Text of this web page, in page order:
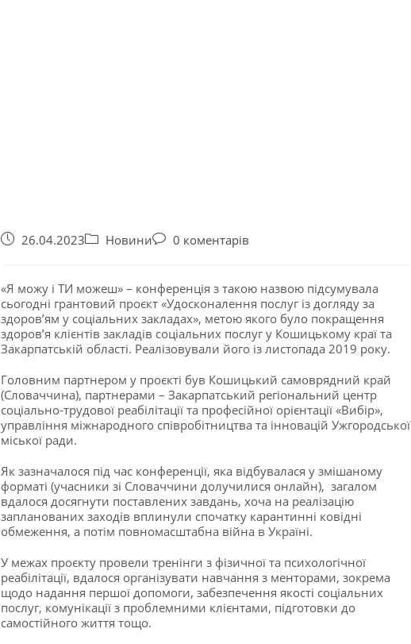
26.04.2023 Новини 0 коментарів
«Я можу і ТИ можеш» – конференція з такою назвою підсумувала
сьогодні грантовий проєкт «Удосконалення послуг із догляду за
здоров’ям у соціальних закладах», метою якого було покращення
здоров’я клієнтів закладів соціальних послуг у Кошицькому краї та
Закарпатській області. Реалізовували його із листопада 2019 року.
Головним партнером у проєкті був Кошицький самоврядний край
(Словаччина), партнерами – Закарпатський регіональний центр
соціально-трудової реабілітації та професійної орієнтації «Вибір»,
управління міжнародного співробітництва та інновацій Ужгородської
міської ради.
Як зазначалося під час конференції, яка відбувалася у змішаному
форматі (учасники зі Словаччини долучилися онлайн), загалом
вдалося досягнути поставлених завдань, хоча на реалізацію
запланованих заходів вплинули спочатку карантинні ковідні
обмеження, а потім повномасштабна війна в Україні.
У межах проєкту провели тренінги з фізичної та психологічної
реабілітації, вдалося організувати навчання з менторами, зокрема
щодо надання першої допомоги, забезпечення якості соціальних
послуг, комунікації з проблемними клієнтами, підготовки до
самостійного життя тощо.